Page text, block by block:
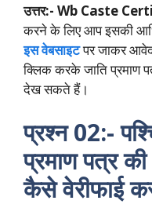
उत्तर:- Wb Caste
करने के लिए आप इसकी
इस वेबसाइटपर जाकर
क्लिक करके जाति प्रमाण
देख सकते हैं।
प्रश्न 02:-
प्रमाण पत्र
कैसे वेरीफाई